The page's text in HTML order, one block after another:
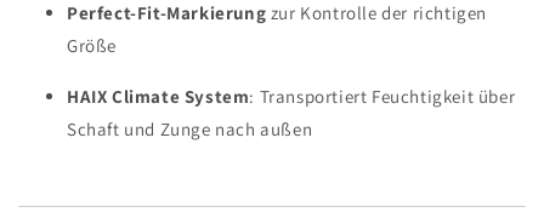
Perfect-Fit-Markierung zur Kontrolle der richtigen
Größe
HAIX Climate System: Transportiert Feuchtigkeit über
Schaft und Zunge nach außen